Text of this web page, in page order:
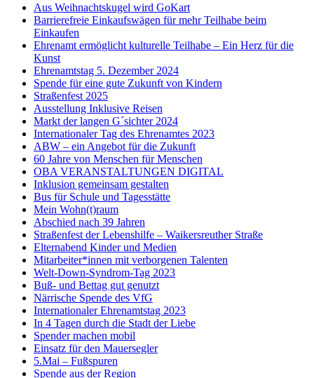
Aus Weihnachtskugel wird GoKart
Barrierefreie Einkaufswägen für mehr Teilhabe beim
Einkaufen
Ehrenamt ermöglicht kulturelle Teilhabe – Ein Herz für die
Kunst
Ehrenamtstag 5. Dezember 2024
Spende für eine gute Zukunft von Kindern
Straßenfest 2025
Ausstellung Inklusive Reisen
Markt der langen G´sichter 2024
Internationaler Tag des Ehrenamtes 2023
ABW – ein Angebot für die Zukunft
60 Jahre von Menschen für Menschen
OBA VERANSTALTUNGEN DIGITAL
Inklusion gemeinsam gestalten
Bus für Schule und Tagesstätte
Mein Wohn(t)raum
Abschied nach 39 Jahren
Straßenfest der Lebenshilfe – Waikersreuther Straße
Elternabend Kinder und Medien
Mitarbeiter*innen mit verborgenen Talenten
Welt-Down-Syndrom-Tag 2023
Buß- und Bettag gut genutzt
Närrische Spende des VfG
Internationaler Ehrenamtstag 2023
In 4 Tagen durch die Stadt der Liebe
Spender machen mobil
Einsatz für den Mauersegler
5.Mai – Fußspuren
Spende aus der Region